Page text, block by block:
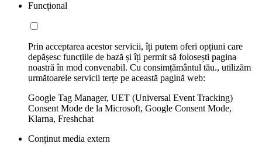
Funcțional
Prin acceptarea acestor servicii, îți putem oferi opțiuni care
depășesc funcțiile de bază și îți permit să folosești pagina
noastră în mod convenabil. Cu consimțământul tău., utilizăm
următoarele servicii terțe pe această pagină web:
Google Tag Manager, UET (Universal Event Tracking)
Consent Mode de la Microsoft, Google Consent Mode,
Klarna, Freshchat
Conținut media extern